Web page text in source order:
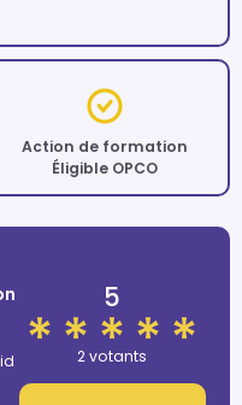
Action de formation
Éligible OPCO
5
2 votants